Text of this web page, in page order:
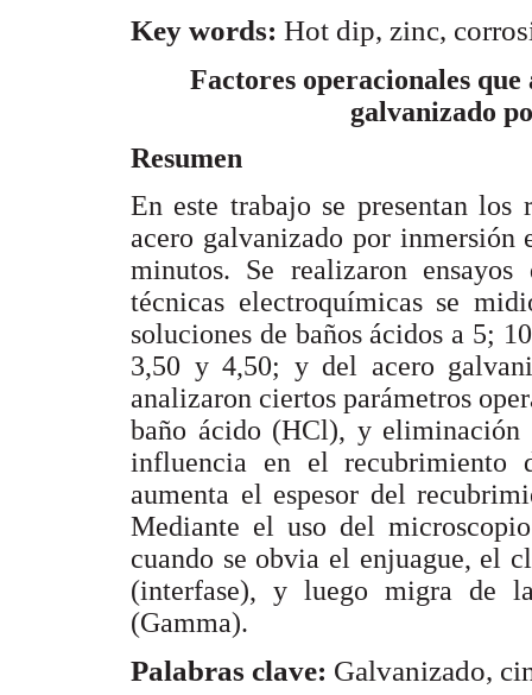
Key words: Hot dip, zinc,
Factores operacionales
galvanizado
Resumen
En este trabajo se presentan los
acero galvanizado por
minutos. Se realizaron
técnicas electroquímicas se
soluciones de baños ácidos a 5;
3,50 y 4,50; y del acero
analizaron ciertos parámetros
baño ácido (HCl), y eliminación
influencia en el recubrimiento
aumenta el espesor del
Mediante el uso del
cuando se obvia el enjuague, el
(interfase), y luego migra de
(Gamma).
Palabras clave: Galvanizado,